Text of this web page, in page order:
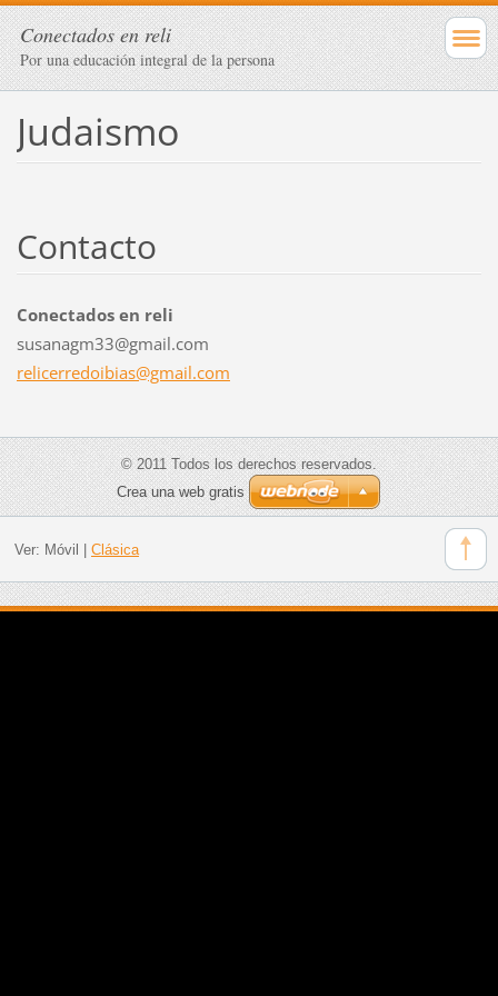
Conectados en reli
Por una educación integral de la persona
Judaismo
Contacto
Conectados en reli
susanagm33@gmail.com
relicerredoibias@gmail.com
© 2011 Todos los derechos reservados.
Crea una web gratis
Ver: Móvil Clásica